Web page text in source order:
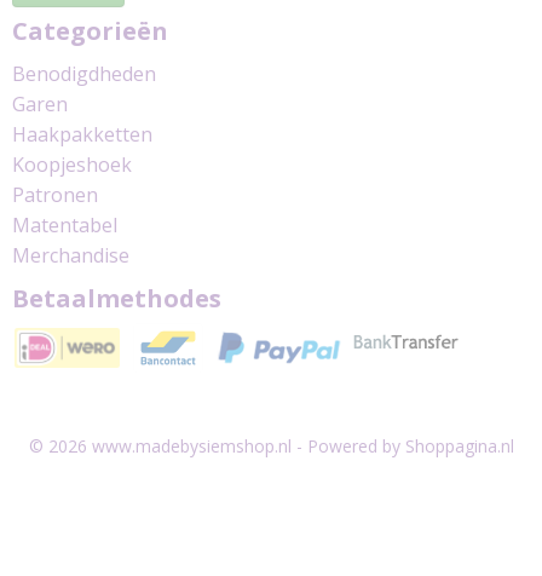
Categorieën
Benodigdheden
Garen
Haakpakketten
Koopjeshoek
Patronen
Matentabel
Merchandise
Betaalmethodes
© 2026 www.madebysiemshop.nl - Powered by Shoppagina.nl